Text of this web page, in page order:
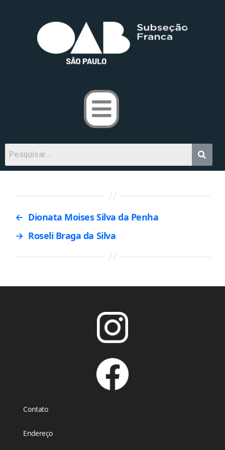
← Dionata Moises Silva da Penha
→ Roseli Braga da Silva
Contato
Endereço